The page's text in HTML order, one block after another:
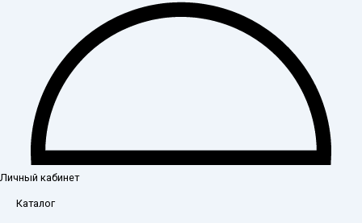
Личный кабинет
Каталог
Количество